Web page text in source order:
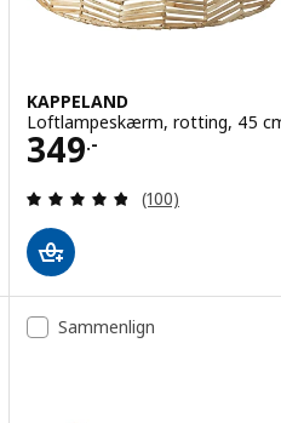
Stjerner. Anmeldelser i alt:
KAPPELAND
Loftlampeskærm, rotting, 45
349.-
Pris 349.-
Anmeld: 4.8 ud
(100)
Sammenlign